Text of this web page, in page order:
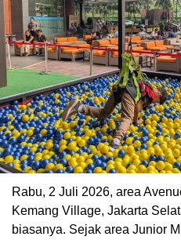
Rabu, 2 Juli 2026, area
Kemang Village, Jakarta
biasanya. Sejak area Junior